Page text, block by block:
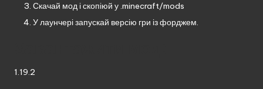
Скачай мод і скопіюй у .minecraft/mods
У лаунчері запускай версію гри із форджем.
1.19.2